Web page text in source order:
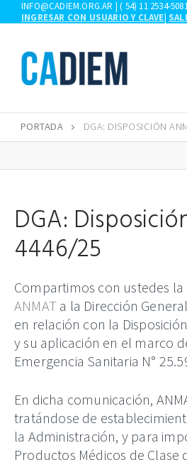
al
INFO@CADIEM.ORG.AR | ( 54) 11 2534-
INGRESAR CON USUARIO Y CLAVE|
Buscar:
PORTADA DGA: DISPOSICIÓN
DGA:
4446/25
Compartimos con ustedes la
ANMAT a la Dirección
en relación con la
y su aplicación en el marco
Emergencia Sanitaria N°
En dicha comunicación,
tratándose de
la Administración, y para
Productos Médicos de Clase